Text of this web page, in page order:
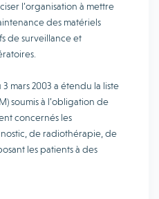
l’organisation à mettre
des matériels
de surveillance et
mars 2003 a étendu la liste
soumis à l’obligation de
concernés les
de radiothérapie, de
les patients à des